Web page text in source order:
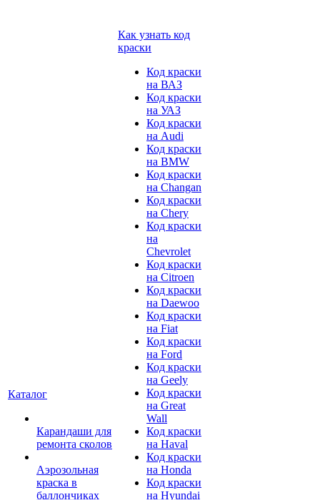
Каталог
Карандаши для
ремонта сколов
Аэрозольная
краска в
баллончиках
Как узнать код
краски
Код краски
на ВАЗ
Код краски
на УАЗ
Код краски
на Audi
Код краски
на BMW
Код краски
на Changan
Код краски
на Chery
Код краски
на
Chevrolet
Код краски
на Citroen
Код краски
на Daewoo
Код краски
на Fiat
Код краски
на Ford
Код краски
на Geely
Код краски
на Great
Wall
Код краски
на Haval
Код краски
на Honda
Код краски
на Hyundai